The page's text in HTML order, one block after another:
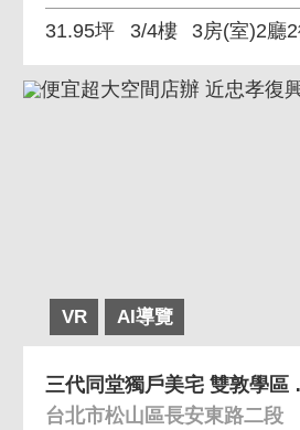
31.95坪 3/4樓 3房(室)2廳
VR AI導覽
三代
台北市松山區長安東路二段